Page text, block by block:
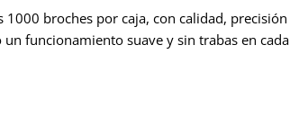
broches por caja, con calidad, precisión
funcionamiento suave y sin trabas en cada